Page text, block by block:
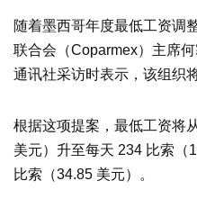
随着墨西哥年度最低工资调
联合会（Coparmex）主席
通讯社采访时表示，该组织
根据这项提案，最低工资将
美元）升至每天 234 比索（
比索（34.85 美元）。